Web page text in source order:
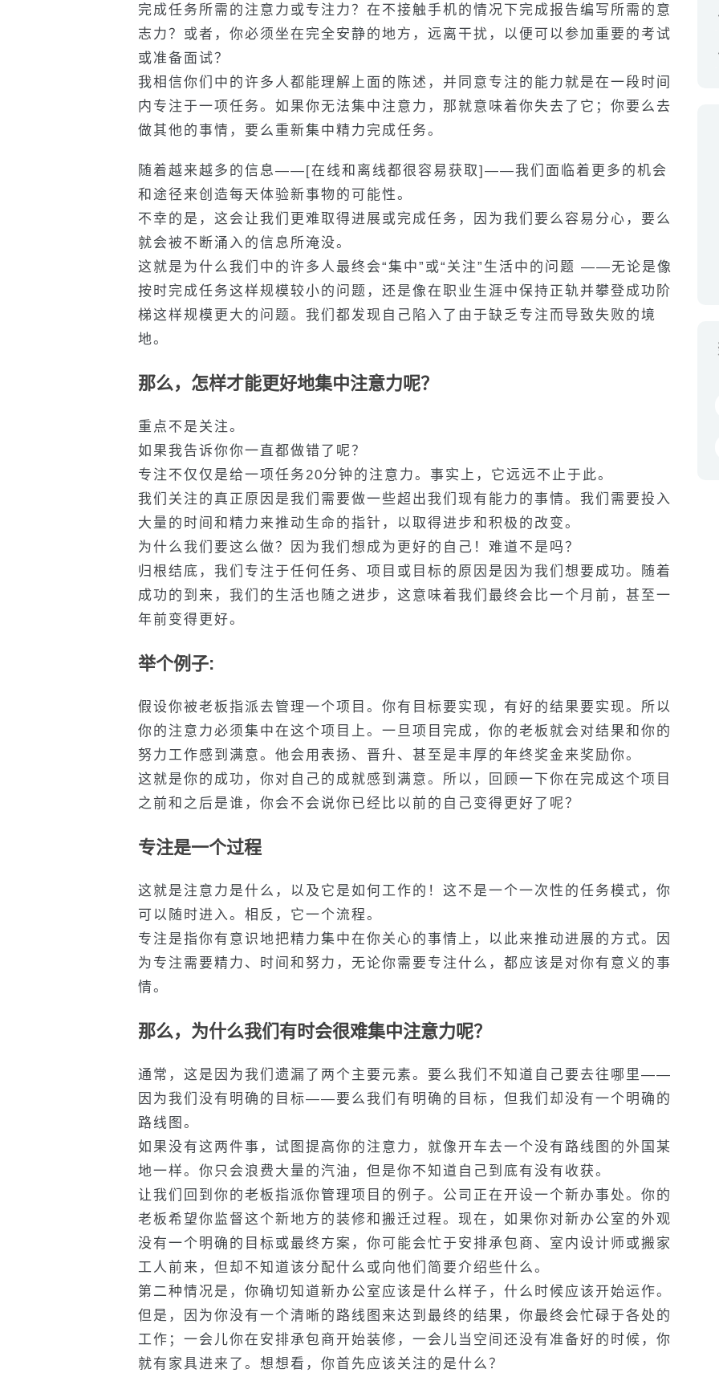
完成任务所需的注意力或专注力？在不接触手机的情况下完成报告编写所需的意
志力？或者，你必须坐在完全安静的地方，远离干扰，以便可以参加重要的考试
或准备面试？
我相信你们中的许多人都能理解上面的陈述，并同意专注的能力就是在一段时间
内专注于一项任务。如果你无法集中注意力，那就意味着你失去了它；你要么去
做其他的事情，要么重新集中精力完成任务。
随着越来越多的信息——[在线和离线都很容易获取]——我们面临着更多的机会
和途径来创造每天体验新事物的可能性。
不幸的是，这会让我们更难取得进展或完成任务，因为我们要么容易分心，要么
就会被不断涌入的信息所淹没。
这就是为什么我们中的许多人最终会“集中”或“关注”生活中的问题 ——无论是像
按时完成任务这样规模较小的问题，还是像在职业生涯中保持正轨并攀登成功阶
梯这样规模更大的问题。我们都发现自己陷入了由于缺乏专注而导致失败的境
地。
那么，怎样才能更好地集中注意力呢？
重点不是关注。
如果我告诉你你一直都做错了呢？
专注不仅仅是给一项任务20分钟的注意力。事实上，它远远不止于此。
我们关注的真正原因是我们需要做一些超出我们现有能力的事情。我们需要投入
大量的时间和精力来推动生命的指针，以取得进步和积极的改变。
为什么我们要这么做？因为我们想成为更好的自己！难道不是吗？
归根结底，我们专注于任何任务、项目或目标的原因是因为我们想要成功。随着
成功的到来，我们的生活也随之进步，这意味着我们最终会比一个月前，甚至一
年前变得更好。
举个例子:
假设你被老板指派去管理一个项目。你有目标要实现，有好的结果要实现。所以
你的注意力必须集中在这个项目上。一旦项目完成，你的老板就会对结果和你的
努力工作感到满意。他会用表扬、晋升、甚至是丰厚的年终奖金来奖励你。
这就是你的成功，你对自己的成就感到满意。所以，回顾一下你在完成这个项目
之前和之后是谁，你会不会说你已经比以前的自己变得更好了呢？
专注是一个过程
这就是注意力是什么，以及它是如何工作的！这不是一个一次性的任务模式，你
可以随时进入。相反，它一个流程。
专注是指你有意识地把精力集中在你关心的事情上，以此来推动进展的方式。因
为专注需要精力、时间和努力，无论你需要专注什么，都应该是对你有意义的事
情。
那么，为什么我们有时会很难集中注意力呢？
通常，这是因为我们遗漏了两个主要元素。要么我们不知道自己要去往哪里——
因为我们没有明确的目标——要么我们有明确的目标，但我们却没有一个明确的
路线图。
如果没有这两件事，试图提高你的注意力，就像开车去一个没有路线图的外国某
地一样。你只会浪费大量的汽油，但是你不知道自己到底有没有收获。
让我们回到你的老板指派你管理项目的例子。公司正在开设一个新办事处。你的
老板希望你监督这个新地方的装修和搬迁过程。现在，如果你对新办公室的外观
没有一个明确的目标或最终方案，你可能会忙于安排承包商、室内设计师或搬家
工人前来，但却不知道该分配什么或向他们简要介绍些什么。
第二种情况是，你确切知道新办公室应该是什么样子，什么时候应该开始运作。
但是，因为你没有一个清晰的路线图来达到最终的结果，你最终会忙碌于各处的
工作；一会儿你在安排承包商开始装修，一会儿当空间还没有准备好的时候，你
就有家具进来了。想想看，你首先应该关注的是什么？